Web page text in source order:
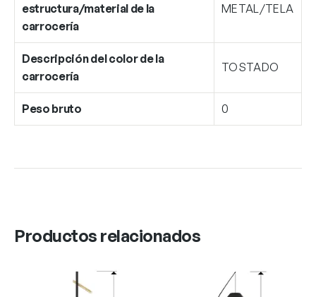
estructura/material de la
carrocería
METAL/TELA
Descripción del color de la
carrocería
TOSTADO
Peso bruto 0
Productos relacionados